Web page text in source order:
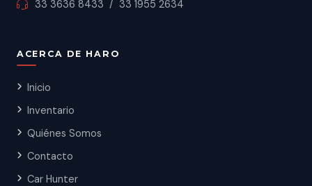
33 3636 8433 / 33 1955 2634
ACERCA DE HARO
Inicio
Inventario
Quiénes Somos
Contacto
Car Hunter